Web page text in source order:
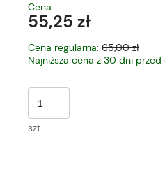
Cena:
55,25 zł
Cena regularna: 65,00 zł
Najniższa cena z 30 dni przed
szt.